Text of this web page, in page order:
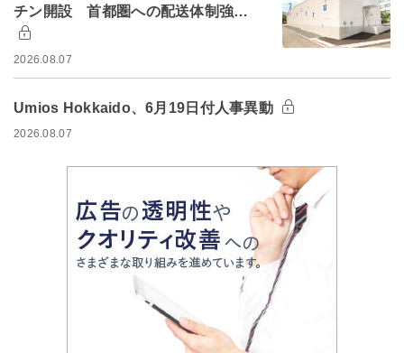
チン開設 首都圏への配送体制強…
2026.08.07
Umios Hokkaido、6月19日付人事異動
2026.08.07